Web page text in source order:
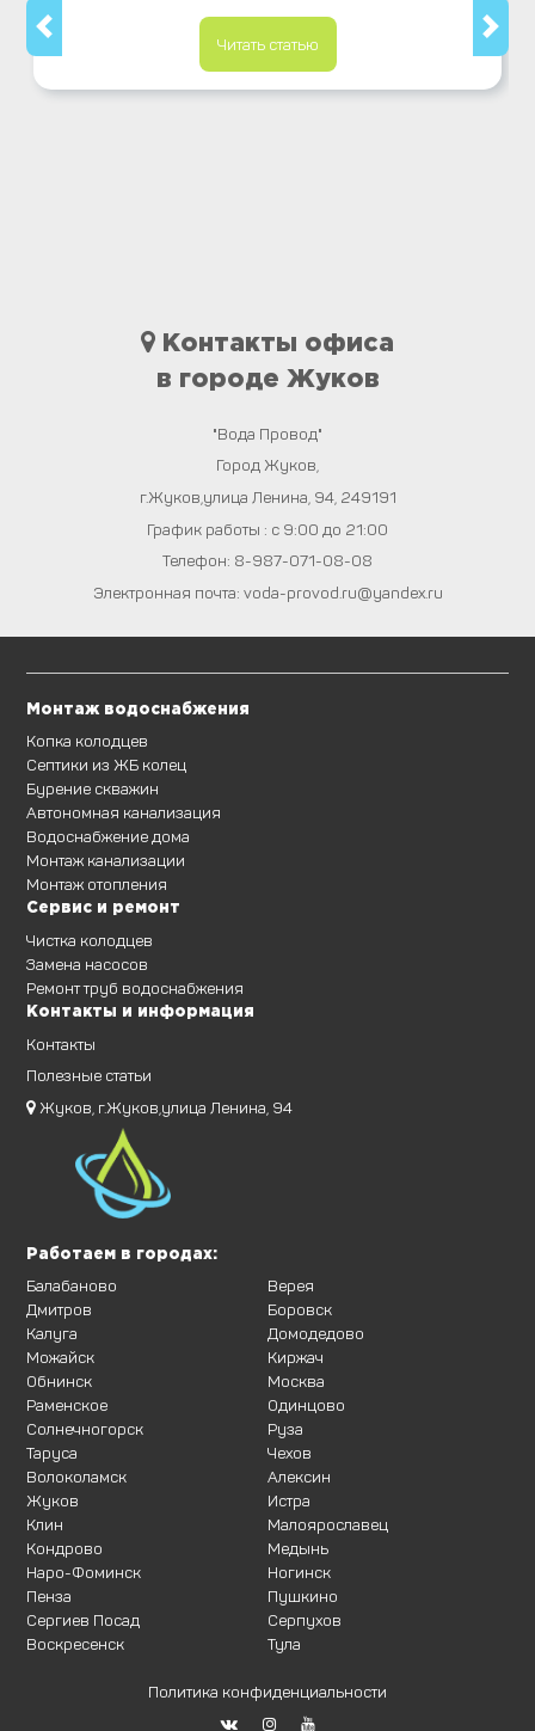
Читать статью
Контакты офиса
в городе Жуков
"Вода Провод"
Город Жуков
г.Жуков,улица Ленина, 94, 249191
График работы : с 9:00 до 21:00
Телефон: 8-987-071-08-08
Электронная почта: voda-provod.ru@yandex.ru
Монтаж водоснабжения
Копка колодцев
Септики из ЖБ колец
Бурение скважин
Автономная канализация
Водоснабжение дома
Монтаж канализации
Монтаж отопления
Сервис и ремонт
Чистка колодцев
Замена насосов
Ремонт труб водоснабжения
Контакты и информация
Контакты
Полезные статьи
Жуков, г.Жуков,улица Ленина, 94
Работаем в городах:
Балабаново
Дмитров
Калуга
Можайск
Обнинск
Раменское
Солнечногорск
Таруса
Верея
Боровск
Домодедово
Киржач
Москва
Одинцово
Руза
Чехов
Волоколамск
Жуков
Клин
Кондрово
Наро-Фоминск
Пенза
Сергиев Посад
Воскресенск
Алексин
Истра
Малоярославец
Медынь
Ногинск
Пушкино
Серпухов
Тула
Политика конфиденциальности